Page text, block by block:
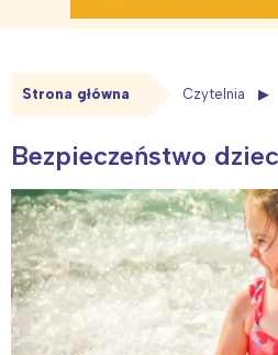
Strona główna Czytelnia
Bezpieczeństwo